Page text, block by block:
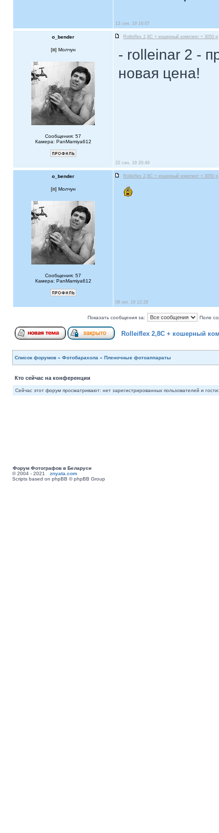
13 сен, 19 16:07
o_bender Rolleiflex 2,8C + кошерный комплект = 3050 р
[ ] Молчун
Сообщения: 57
Камера: PanMamiya612
- rolleinar 2 -
новая цена!
22 сен, 19 20:49
o_bender Rolleiflex 2,8C + кошерный комплект = 3050 р
[ ] Молчун
Сообщения: 57
Камера: PanMamiya612
06 окт, 19 12:28
Показать сообщения за: Поле
Rolleiflex 2,8C + кошерный
Список форумов » Фотобарахола » Пленочные фотоаппараты
Кто сейчас на конференции
Сейчас этот форум просматривают: нет зарегистрированных пользователей и
Форум Фотографов в Беларуси
© 2004 - 2021 znyata.com
Scripts based on phpBB © phpBB Group